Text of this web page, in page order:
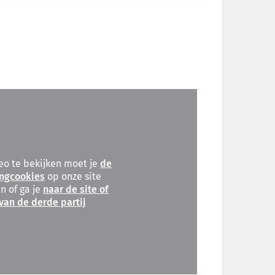
te bekijken moet je de
op onze site
of ga je naar de site of
de derde partij